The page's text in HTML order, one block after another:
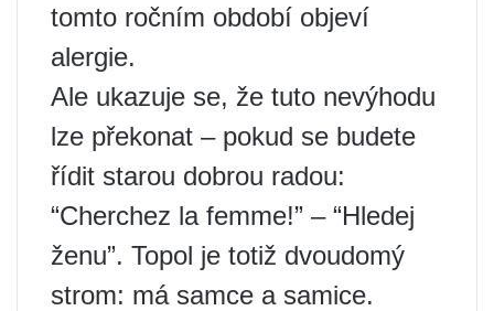
tomto ročním období objeví
alergie.
Ale ukazuje se, že tuto nevýhodu
lze překonat – pokud se budete
řídit starou dobrou radou:
“Cherchez la femme!” – “Hledej
ženu”. Topol je totiž dvoudomý
strom: má samce a samice.